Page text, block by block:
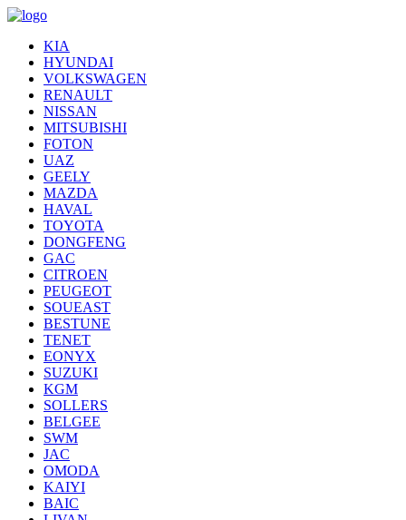
KIA
HYUNDAI
VOLKSWAGEN
RENAULT
NISSAN
MITSUBISHI
FOTON
UAZ
GEELY
MAZDA
HAVAL
TOYOTA
DONGFENG
GAC
CITROEN
PEUGEOT
SOUEAST
BESTUNE
TENET
EONYX
SUZUKI
KGM
SOLLERS
BELGEE
SWM
JAC
OMODA
KAIYI
BAIC